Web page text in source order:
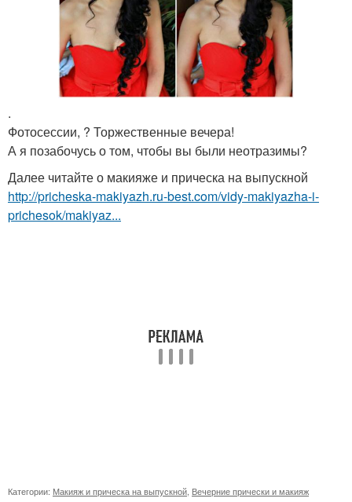
.
Фотосессии, ? Торжественные вечера!
А я позабочусь о том, чтобы вы были неотразимы?
Далее читайте о макияже и прическа на выпускной
http://pricheska-makiyazh.ru-best.com/vidy-makiyazha-i-
prichesok/makiyaz...
Категории: Макияж и прическа на выпускной Вечерние прически и макияж